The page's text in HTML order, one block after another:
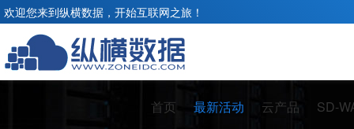
欢迎您来到纵横数据，开始互联网之旅！
首页 最新活动 云产品 SD-